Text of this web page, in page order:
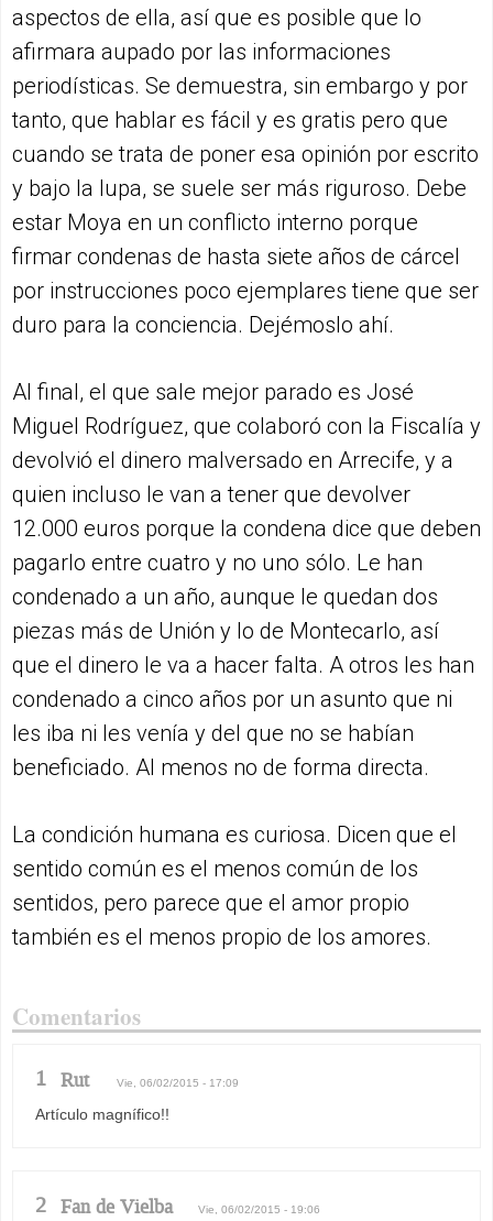
aspectos de ella, así que es posible que lo
afirmara aupado por las informaciones
periodísticas. Se demuestra, sin embargo y por
tanto, que hablar es fácil y es gratis pero que
cuando se trata de poner esa opinión por escrito
y bajo la lupa, se suele ser más riguroso. Debe
estar Moya en un conflicto interno porque
firmar condenas de hasta siete años de cárcel
por instrucciones poco ejemplares tiene que ser
duro para la conciencia. Dejémoslo ahí.
Al final, el que sale mejor parado es José
Miguel Rodríguez, que colaboró con la Fiscalía y
devolvió el dinero malversado en Arrecife, y a
quien incluso le van a tener que devolver
12.000 euros porque la condena dice que deben
pagarlo entre cuatro y no uno sólo. Le han
condenado a un año, aunque le quedan dos
piezas más de Unión y lo de Montecarlo, así
que el dinero le va a hacer falta. A otros les han
condenado a cinco años por un asunto que ni
les iba ni les venía y del que no se habían
beneficiado. Al menos no de forma directa.
La condición humana es curiosa. Dicen que el
sentido común es el menos común de los
sentidos, pero parece que el amor propio
también es el menos propio de los amores.
Comentarios
1 Rut Vie, 06/02/2015 - 17:09
Artículo magnífico!!
2 Fan de Vielba Vie, 06/02/2015 - 19:06